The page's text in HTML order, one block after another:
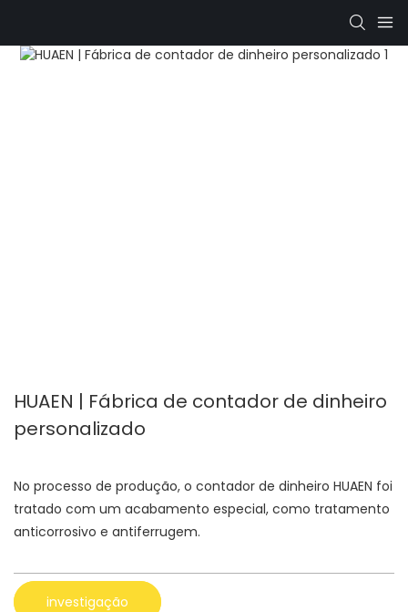
HUAEN | Fábrica de contador de dinheiro
personalizado
No processo de produção, o contador de dinheiro HUAEN foi
tratado com um acabamento especial, como tratamento
anticorrosivo e antiferrugem.
investigação